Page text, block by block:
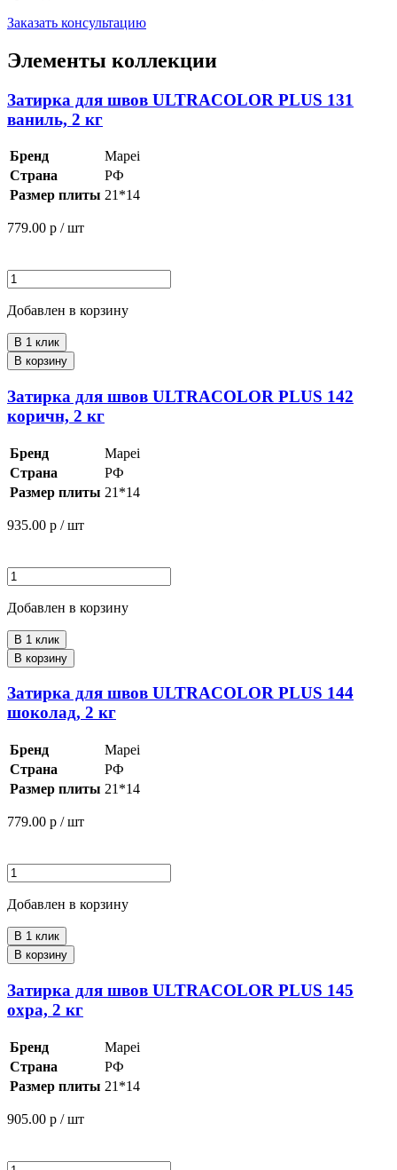
Заказать консультацию
Элементы коллекции
Затирка для швов ULTRACOLOR PLUS 131
ваниль, 2 кг
Бренд
Mapei
Страна
РФ
Размер плиты 21*14
779.00 р / шт
Добавлен в корзину
В 1 клик
В корзину
Затирка для швов ULTRACOLOR PLUS 142
коричн, 2 кг
Бренд
Mapei
Страна
РФ
Размер плиты 21*14
935.00 р / шт
Добавлен в корзину
В 1 клик
В корзину
Затирка для швов ULTRACOLOR PLUS 144
шоколад, 2 кг
Бренд
Mapei
Страна
РФ
Размер плиты 21*14
779.00 р / шт
Добавлен в корзину
В 1 клик
В корзину
Затирка для швов ULTRACOLOR PLUS 145
охра, 2 кг
Бренд
Mapei
Страна
РФ
Размер плиты 21*14
905.00 р / шт